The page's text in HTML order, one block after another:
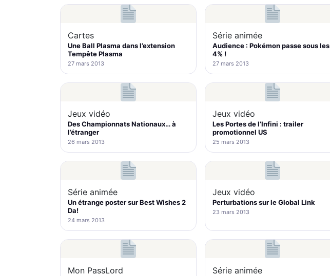
Cartes
Une Ball Plasma dans l’extension
Tempête Plasma
27 mars 2013
Série animée
Audience : Pokémon passe sous les
4% !
27 mars 2013
Jeux vidéo
Des Championnats Nationaux… à
l’étranger
26 mars 2013
Jeux vidéo
Les Portes de l’Infini : trailer
promotionnel US
25 mars 2013
Série animée
Un étrange poster sur Best Wishes 2
Da!
24 mars 2013
Jeux vidéo
Perturbations sur le Global Link
23 mars 2013
Mon PassLord Série animée